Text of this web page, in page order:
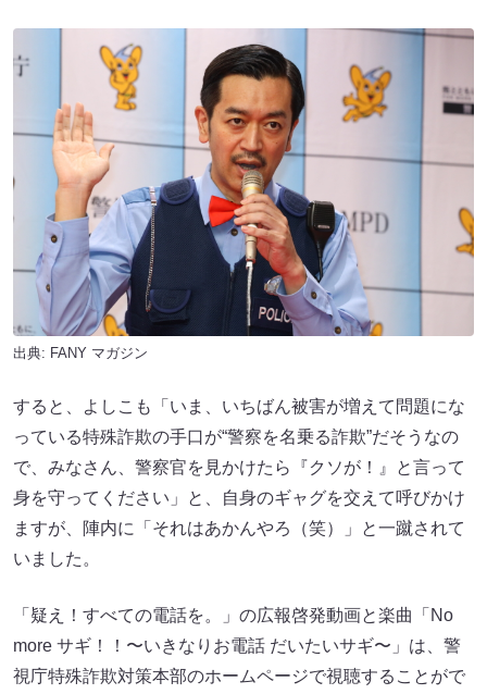
出典: FANY マガジン
すると、よしこも「いま、いちばん被害が増えて問題にな
っている特殊詐欺の手口が“警察を名乗る詐欺”だそうなの
で、みなさん、警察官を見かけたら『クソが！』と言って
身を守ってください」と、自身のギャグを交えて呼びかけ
ますが、陣内に「それはあかんやろ（笑）」と一蹴されて
いました。
「疑え！すべての電話を。」の広報啓発動画と楽曲「No
more サギ！！〜いきなりお電話 だいたいサギ〜」は、警
視庁特殊詐欺対策本部のホームページで視聴することがで